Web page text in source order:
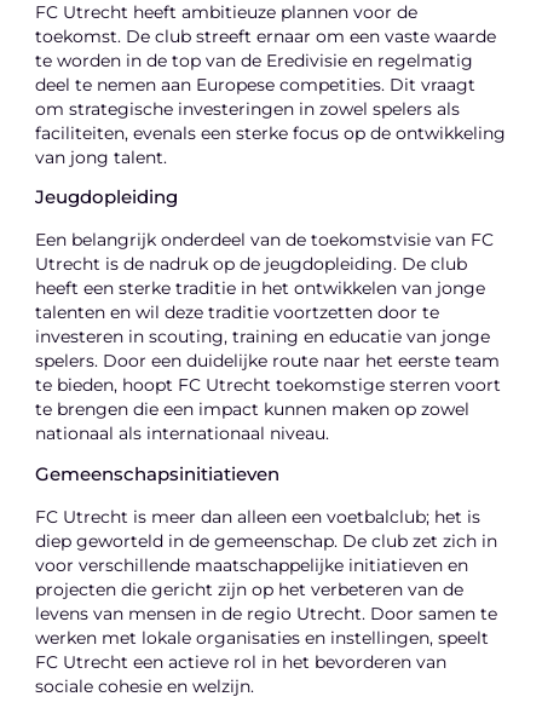
FC Utrecht heeft ambitieuze plannen voor de
toekomst. De club streeft ernaar om een vaste waarde
te worden in de top van de Eredivisie en regelmatig
deel te nemen aan Europese competities. Dit vraagt
om strategische investeringen in zowel spelers als
faciliteiten, evenals een sterke focus op de ontwikkeling
van jong talent.
Jeugdopleiding
Een belangrijk onderdeel van de toekomstvisie van FC
Utrecht is de nadruk op de jeugdopleiding. De club
heeft een sterke traditie in het ontwikkelen van jonge
talenten en wil deze traditie voortzetten door te
investeren in scouting, training en educatie van jonge
spelers. Door een duidelijke route naar het eerste team
te bieden, hoopt FC Utrecht toekomstige sterren voort
te brengen die een impact kunnen maken op zowel
nationaal als internationaal niveau.
Gemeenschapsinitiatieven
FC Utrecht is meer dan alleen een voetbalclub; het is
diep geworteld in de gemeenschap. De club zet zich in
voor verschillende maatschappelijke initiatieven en
projecten die gericht zijn op het verbeteren van de
levens van mensen in de regio Utrecht. Door samen te
werken met lokale organisaties en instellingen, speelt
FC Utrecht een actieve rol in het bevorderen van
sociale cohesie en welzijn.